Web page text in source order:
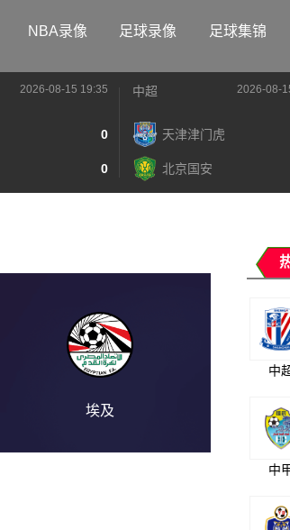
NBA录像 足球录像 足球集锦
2026-08-15 19:35
0
0
中超 2026-08-
天津津门虎
北京国安
埃及
中
中